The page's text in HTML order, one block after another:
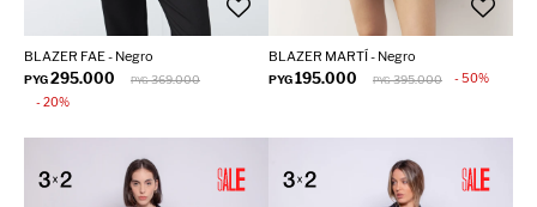
BLAZER FAE - Negro
PYG295.000 PYG 369.000
20
BLAZER MARTÍ - Negro
PYG195.000 PYG 395.000 50